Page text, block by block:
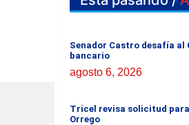
Senador Castro desafía al
bancario
agosto 6, 2026
Tricel revisa solicitud
Orrego